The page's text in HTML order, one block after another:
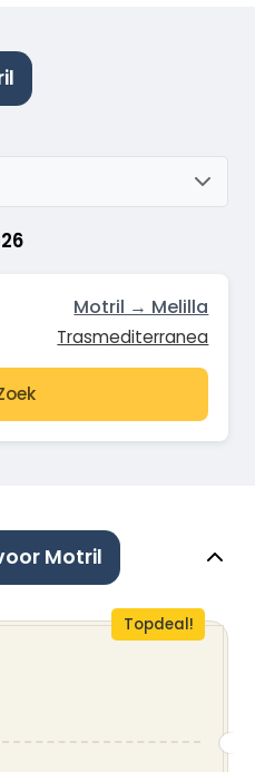
Motril → Melilla
Trasmediterranea
Motril
Topdeal!